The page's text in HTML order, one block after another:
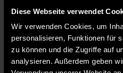
Diese Webseite verwendet
Wir verwenden Cookies, um
personalisieren, Funktionen für
zu können und die Zugriffe auf
analysieren. Außerdem geben
Professoren werden Ihnen
Trainer sein, damit Sie heil am
eingestimmt gingen gleich drei
Masterstudiengänge in eine
Betriebliches Management, der
Technologiemanagement, der